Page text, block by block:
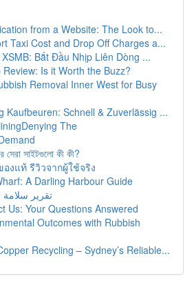
from a Website: The Look to...
Taxi Cost and Drop Off Charges a...
Bắt Đầu Nhịp Liên Dòng ...
Is it Worth the Buzz?
Removal Inner West for Busy
Kaufbeuren: Schnell & Zuverlässig ...
The
সেরা সাইটগুলো কী কী?
องแท้ รีวิวจากผู้ใช้จริง
A Darling Harbour Guide
تقرير
Us: Your Questions Answered
Outcomes with Rubbish
Recycling – Sydney’s Reliable...